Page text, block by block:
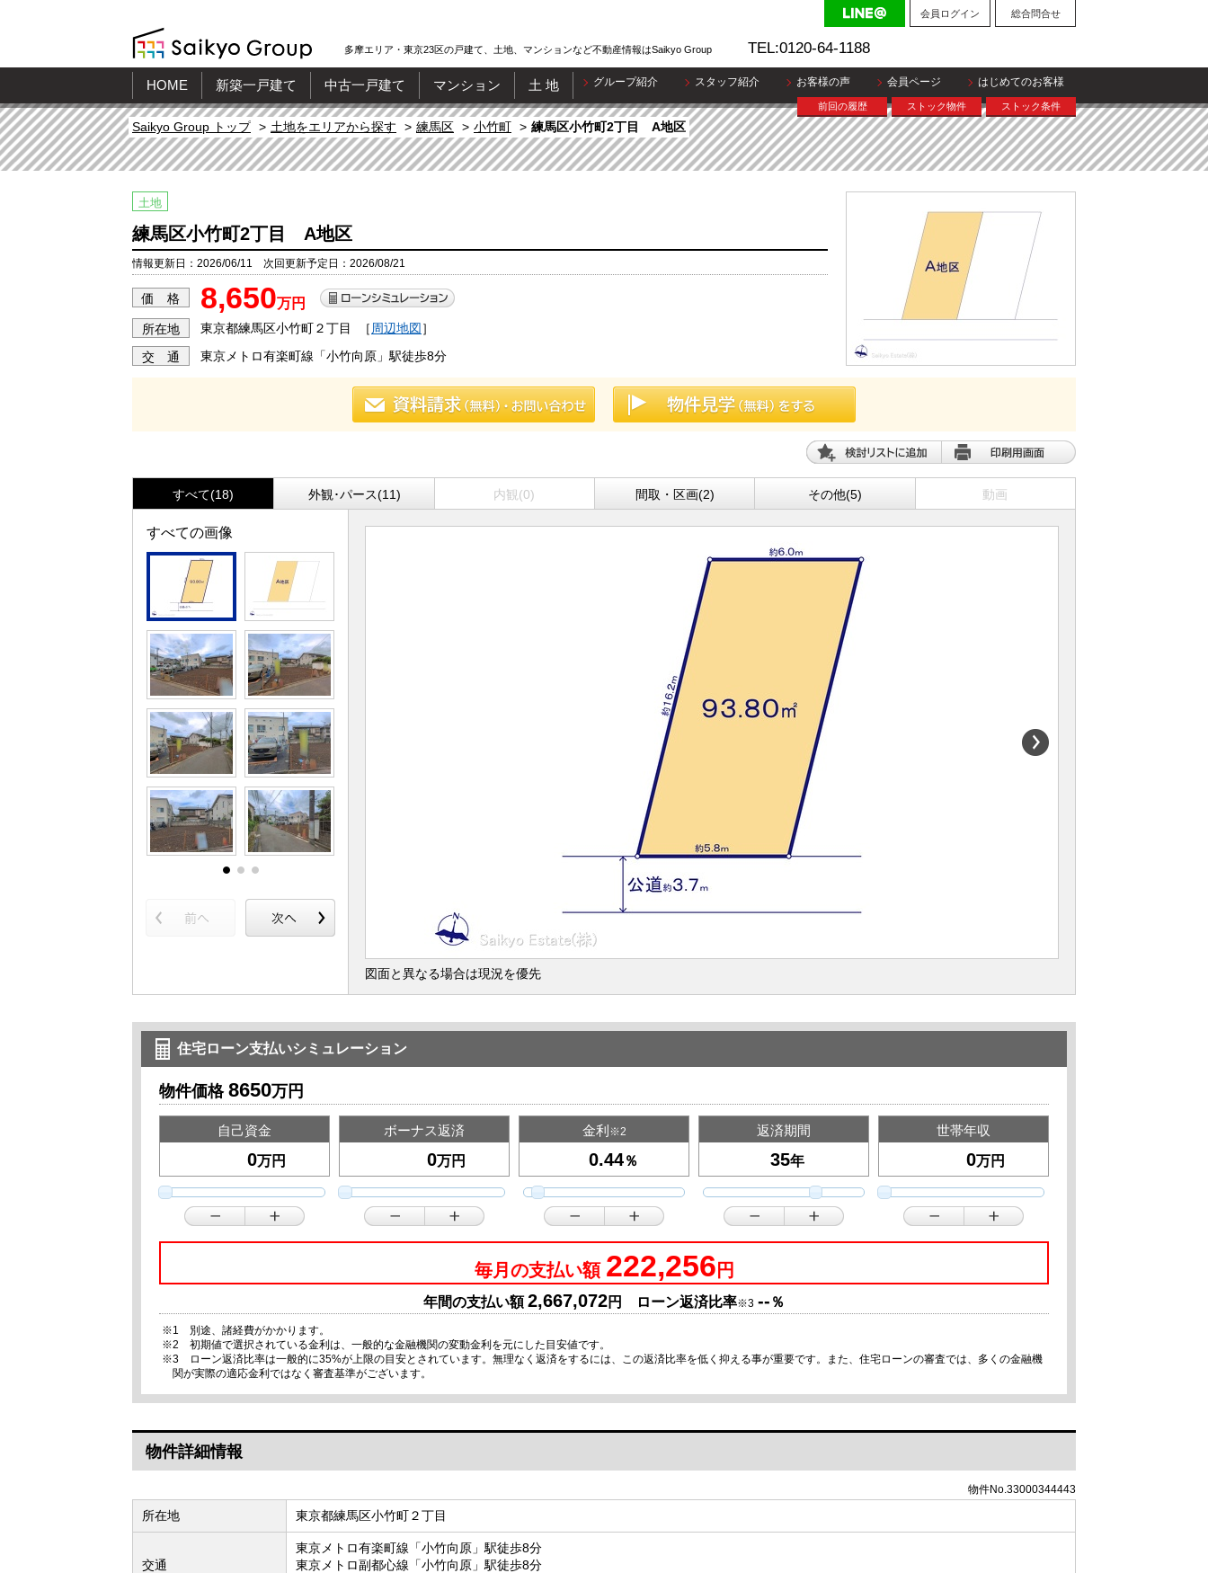
多摩エリア・東京23区の戸建て、土地、マンションなど不動産情報はSaikyo Group TEL:0120-64-1188
会員ログイン 総合問合せ
HOME 新築一戸建て 中古一戸建て マンション 土 地 グループ紹介 スタッフ紹介 お客様の声 会員ページ はじめてのお客様
前回の履歴 ストック物件 ストック条件
Saikyo Group トップ 土地をエリアから探す 練馬区 小竹町 練馬区小竹町2丁目 A地区
土地
練馬区小竹町2丁目 A地区
情報更新日：2026/06/11 次回更新予定日：2026/08/21
価 格 8,650万円
所在地 東京都練馬区小竹町２丁目 ［ 周辺地図］
交 通 東京メトロ有楽町線「小竹向原」駅徒歩8分
すべて(18) 外観･パース(11) 内観(0) 間取・区画(2) その他(5) 動画
すべての画像
図面と異なる場合は現況を優先
住宅ローン支払いシミュレーション
物件価格 8650万円
自己資金
万円
ボーナス返済
万円
金利 ※2
％
返済期間
年
世帯年収
万円
毎月の支払い額 222,256 円
年間の支払い額2,667,072円 ローン返済比率※3 -- ％
※1 別途、諸経費がかかります。
※2 初期値で選択されている金利は、一般的な金融機関の変動金利を元にした目安値です。
※3 ローン返済比率は一般的に35%が上限の目安とされています。無理なく返済をするには、この返済比率を低く抑える事が重要です。また、住宅ローンの審査では、多くの金融機
関が実際の適応金利ではなく審査基準がございます。
物件詳細情報
物件No.33000344443
所在地 東京都練馬区小竹町２丁目
交通
東京メトロ有楽町線「小竹向原」駅徒歩8分
東京メトロ副都心線「小竹向原」駅徒歩8分